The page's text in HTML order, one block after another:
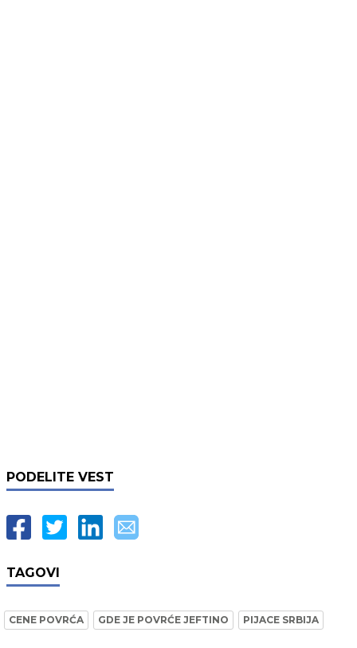
PODELITE VEST
TAGOVI
CENE POVRĆA GDE JE POVRĆE JEFTINO PIJACE SRBIJA